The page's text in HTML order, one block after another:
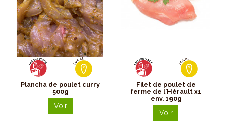
Plancha de poulet curry
500g
Voir
Filet de poulet de
ferme de l'Hérault x1
env. 190g
Voir